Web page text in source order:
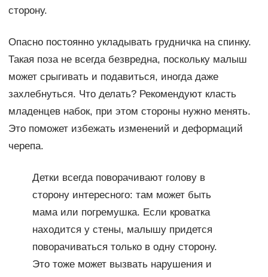
сторону.
Опасно постоянно укладывать грудничка на спинку.
Такая поза не всегда безвредна, поскольку малыш
может срыгивать и подавиться, иногда даже
захлебнуться. Что делать? Рекомендуют класть
младенцев набок, при этом стороны нужно менять.
Это поможет избежать изменений и деформаций
черепа.
Детки всегда поворачивают голову в
сторону интересного: там может быть
мама или погремушка. Если кроватка
находится у стены, малышу придется
поворачиваться только в одну сторону.
Это тоже может вызвать нарушения и